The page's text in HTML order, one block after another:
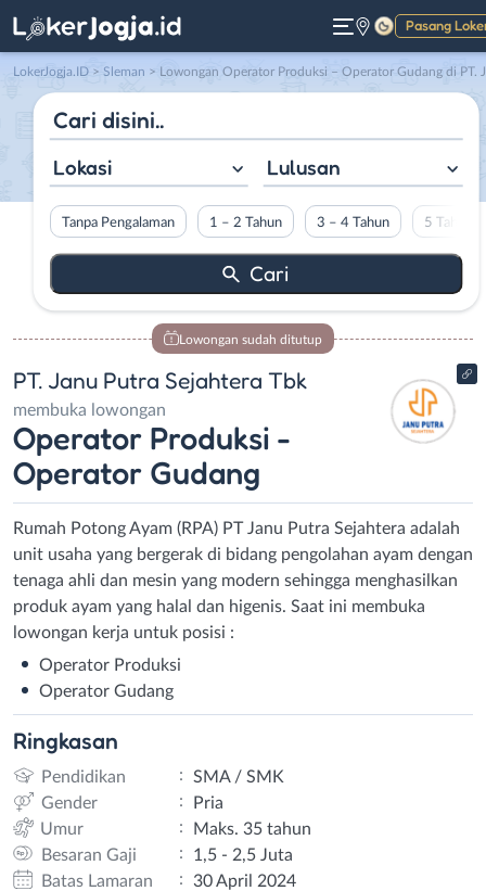
Pasang
Gelap
LokerJogja.ID > Sleman > Lowongan Operator Produksi – Operator Gudang di PT. Janu Putra Sejahtera Tbk
Lokasi Lulusan
Tanpa Pengalaman 1 – 2 Tahun 3 – 4 Tahun 5 Tahun
Lowongan sudah ditutup
PT. Janu Putra Sejahtera Tbk
membuka lowongan
Operator Produksi -
Operator Gudang
Rumah Potong Ayam (RPA) PT Janu Putra Sejahtera adalah
unit usaha yang bergerak di bidang pengolahan ayam dengan
tenaga ahli dan mesin yang modern sehingga menghasilkan
produk ayam yang halal dan higenis. Saat ini membuka
lowongan kerja untuk posisi :
Operator Produksi
Operator Gudang
Ringkasan
Pendidikan :
SMA / SMK
Gender
:
Pria
Umur
:
Maks. 35 tahun
Besaran Gaji
:
1,5 - 2,5 Juta
Batas Lamaran
:
30 April 2024